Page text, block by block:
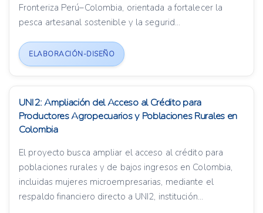
Fronteriza Perú–Colombia, orientada a fortalecer la
pesca artesanal sostenible y la segurid...
ELABORACIÓN-DISEÑO
UNI2: Ampliación del Acceso al Crédito para
Productores Agropecuarios y Poblaciones Rurales en
Colombia
El proyecto busca ampliar el acceso al crédito para
poblaciones rurales y de bajos ingresos en Colombia,
incluidas mujeres microempresarias, mediante el
respaldo financiero directo a UNI2, institución...